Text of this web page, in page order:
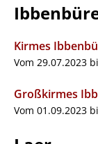
Kirmes
Vom 29.07.2023
Großkirmes
Vom 01.09.2023